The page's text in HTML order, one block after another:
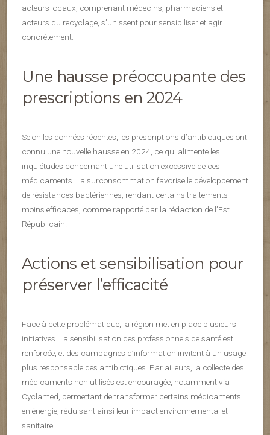
acteurs locaux, comprenant médecins, pharmaciens et
acteurs du recyclage, s’unissent pour sensibiliser et agir
concrètement.
Une hausse préoccupante des
prescriptions en 2024
Selon les données récentes, les prescriptions d’antibiotiques ont
connu une nouvelle hausse en 2024, ce qui alimente les
inquiétudes concernant une utilisation excessive de ces
médicaments. La surconsommation favorise le développement
de résistances bactériennes, rendant certains traitements
moins efficaces, comme rapporté par la rédaction de l’Est
Républicain.
Actions et sensibilisation pour
préserver l’efficacité
Face à cette problématique, la région met en place plusieurs
initiatives. La sensibilisation des professionnels de santé est
renforcée, et des campagnes d’information invitent à un usage
plus responsable des antibiotiques. Par ailleurs, la collecte des
médicaments non utilisés est encouragée, notamment via
Cyclamed, permettant de transformer certains médicaments
en énergie, réduisant ainsi leur impact environnemental et
sanitaire.